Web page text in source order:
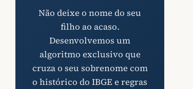
Não deixe o nome do seu
filho ao acaso.
Desenvolvemos um
algoritmo exclusivo que
cruza o seu sobrenome com
o histórico do IBGE e regras